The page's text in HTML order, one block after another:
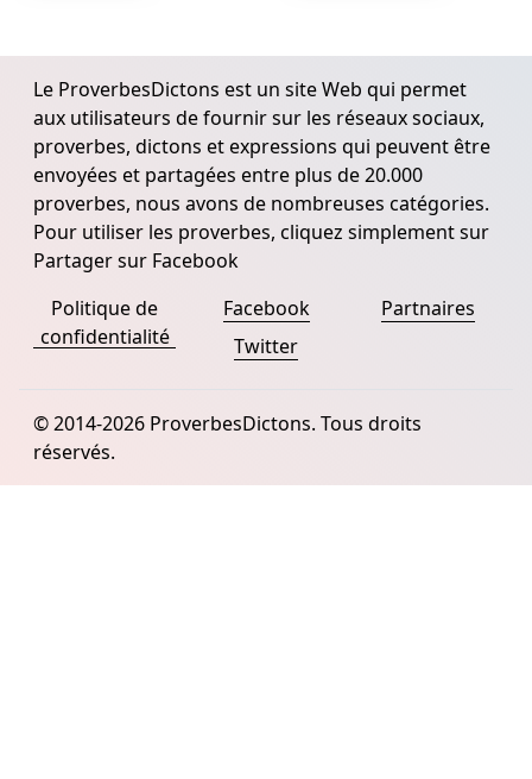
Le ProverbesDictons est un site Web qui permet
aux utilisateurs de fournir sur les réseaux sociaux,
proverbes, dictons et expressions qui peuvent être
envoyées et partagées entre plus de 20.000
proverbes, nous avons de nombreuses catégories.
Pour utiliser les proverbes, cliquez simplement sur
Partager sur Facebook
Politique de
confidentialité
Facebook
Twitter
Partnaires
© 2014-2026 ProverbesDictons. Tous droits
réservés.